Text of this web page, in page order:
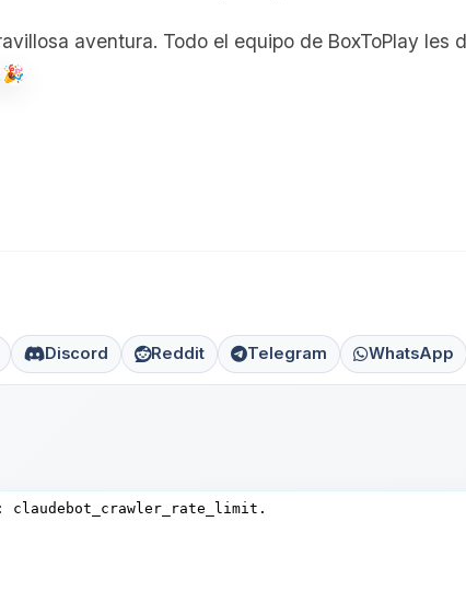
aventura. Todo el equipo de BoxToPlay les
Discord Reddit Telegram WhatsApp